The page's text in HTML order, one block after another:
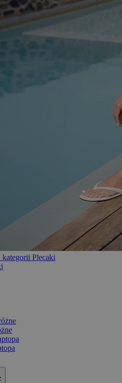
Plecaki